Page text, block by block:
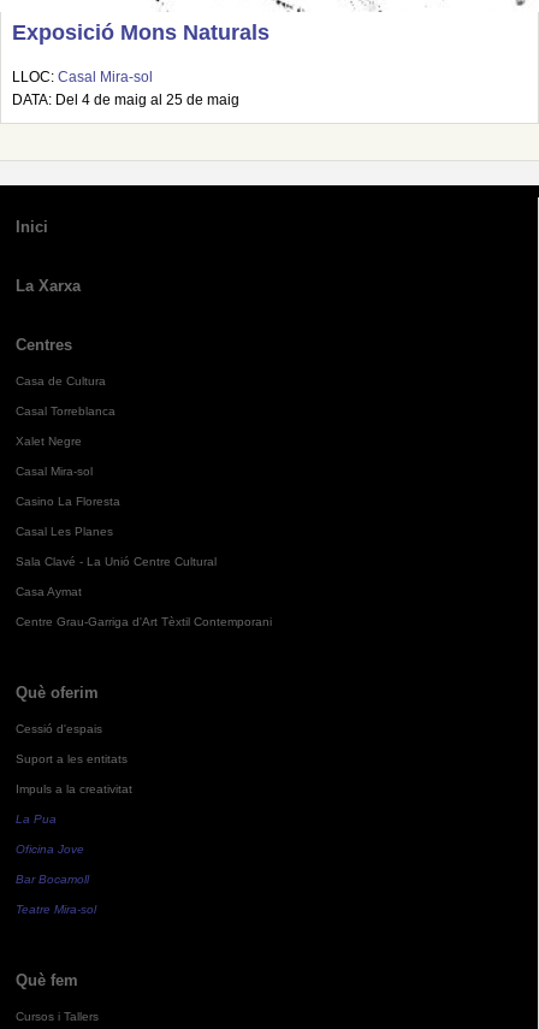
Exposició Mons Naturals
LLOC: Casal Mira-sol
DATA: Del 4 de maig al 25 de maig
Inici
La Xarxa
Centres
Casa de Cultura
Casal Torreblanca
Xalet Negre
Casal Mira-sol
Casino La Floresta
Casal Les Planes
Sala Clavé - La Unió Centre Cultural
Casa Aymat
Centre Grau-Garriga d'Art Tèxtil Contemporani
Què oferim
Cessió d'espais
Suport a les entitats
Impuls a la creativitat
La Pua
Oficina Jove
Bar Bocamoll
Teatre Mira-sol
Què fem
Cursos i Tallers